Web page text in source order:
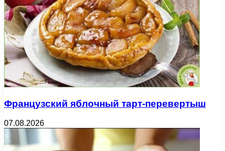
Французский яблочный тарт-перевертыш
07.08.2026